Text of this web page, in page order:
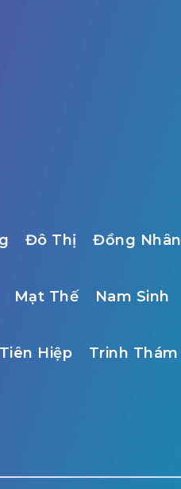
Đô Thị Đồng Nhân
Mạt Thế Nam Sinh
Tiên Hiệp Trinh Thám